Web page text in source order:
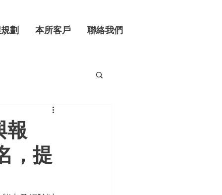
劃 本所客戶 聯絡我們
報
，提